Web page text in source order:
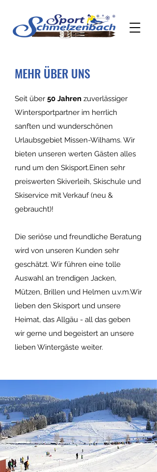
MEHR ÜBER UNS
Seit über 50 Jahren zuverlässiger
Wintersportpartner im herrlich
sanften und wunderschönen
Urlaubsgebiet Missen-Wilhams. Wir
bieten unseren werten Gästen alles
rund um den Skisport.Einen sehr
preiswerten Skiverleih, Skischule und
Skiservice mit Verkauf (neu &
gebraucht)!
Die seriöse und freundliche Beratung
wird von unseren Kunden sehr
geschätzt. Wir führen eine tolle
Auswahl an trendigen Jacken,
Mützen, Brillen und Helmen u.v.m.Wir
lieben den Skisport und unsere
Heimat, das Allgäu - all das geben
wir gerne und begeistert an unsere
lieben Wintergäste weiter.